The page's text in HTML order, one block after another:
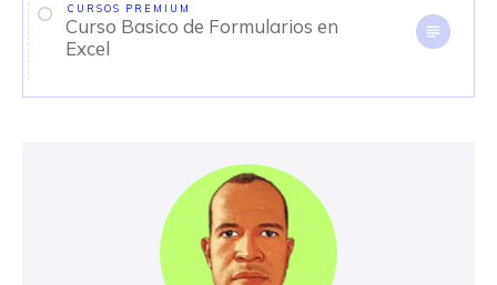
CURSOS PREMIUM
Curso Basico de Formularios en
Excel